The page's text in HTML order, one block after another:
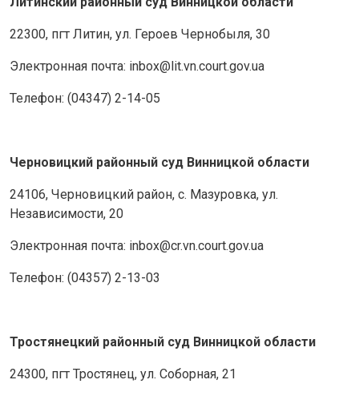
22300, пгт Литин, ул. Героев Чернобыля, 30
Электронная почта: inbox@lit.vn.court.gov.ua
Телефон: (04347) 2-14-05
Черновицкий районный суд Винницкой области
24106, Черновицкий район, с. Мазуровка, ул.
Независимости, 20
Электронная почта: inbox@cr.vn.court.gov.ua
Телефон: (04357) 2-13-03
Тростянецкий районный суд Винницкой области
24300, пгт Тростянец, ул. Соборная, 21